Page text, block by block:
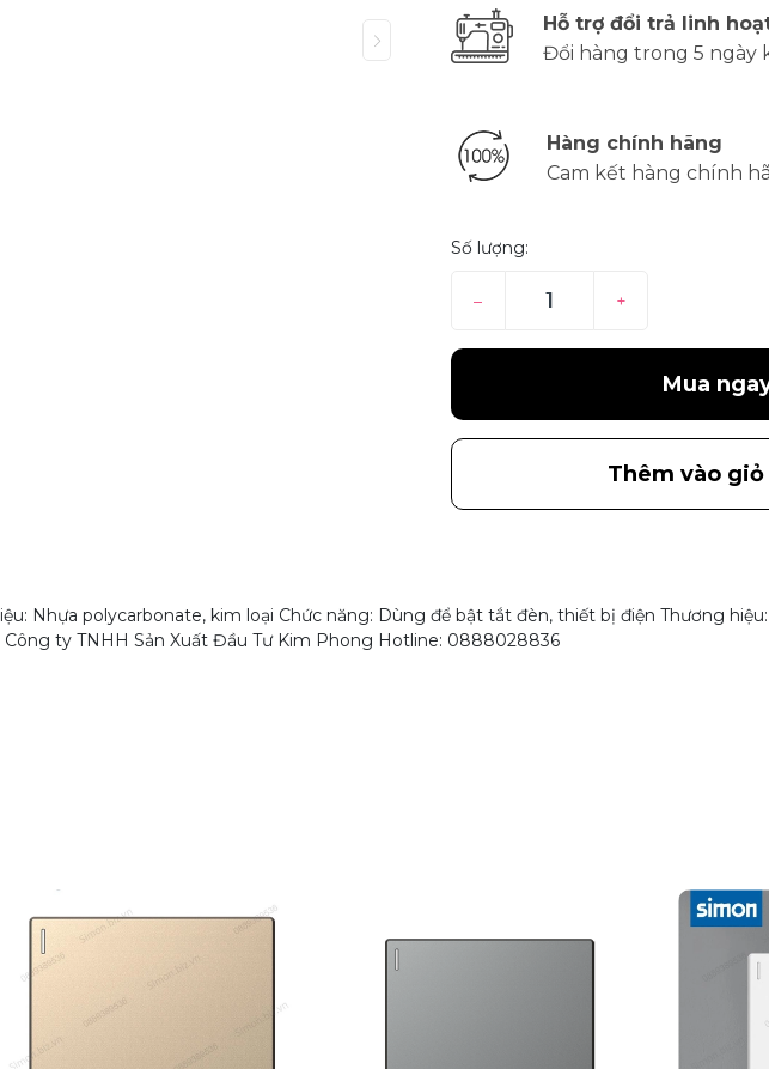
Hỗ trợ đổi trả linh
Đổi hàng trong 5 ngày
Hàng chính hãng
Cam kết hàng chính
Số lượng:
– +
Mua
Thêm vào giỏ
Nhựa polycarbonate, kim loại Chức năng: Dùng để bật tắt đèn, thiết bị điện Thương
ty TNHH Sản Xuất Đầu Tư Kim Phong Hotline: 0888028836